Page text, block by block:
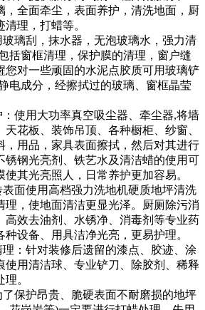
全面牵尘，表面养护，清洗地面，厨
理，打蜡等。
刮，抹水器，无泡玻璃水，强力清
括窗框清理，保护膜的清理，窗户缝
您对一些顽固的水泥点胶质可用玻璃铲
电成分，经擦拭过的玻璃、窗框晶莹
用大功率真空吸尘器、牵尘器,将墙
花板、装饰吊顶、各种橱柜、纱窗、
，用品，家具表面擦拭，然后对其进行
锈钢光亮剂、铁艺水及清洁蜡的使用可
其光亮照人，日常养护更加容易。
使用高档强力洗地机硬质地坪清洗
理，使地面清洁更显光泽。厨厕除污消
高效去油剂、水锈净、消毒剂等专业药
设备、用具洁净光亮，更易护理。
针对装修后遗留的漆点、胶迹、涂
使用清洁球、专业铲刀、除胶剂、稀释
。
护昂贵、脆硬表面不耐磨损的地坪